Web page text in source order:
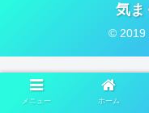
気ま
© 2019
メニュー ホーム